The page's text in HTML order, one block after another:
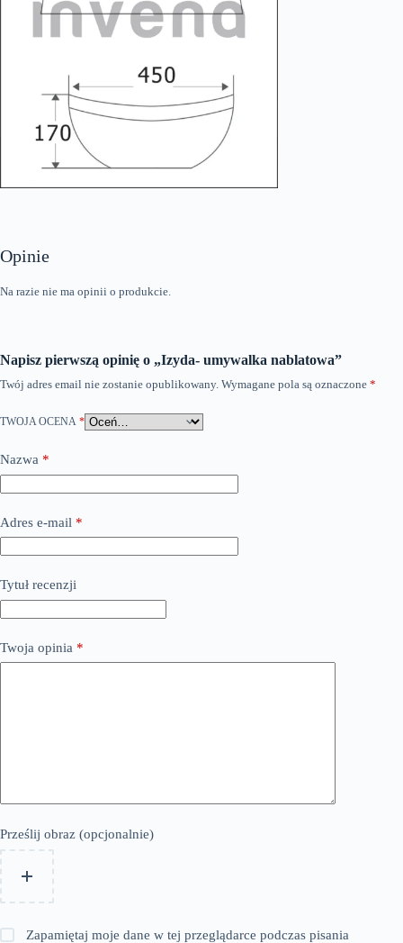
Opinie
Na razie nie ma opinii o produkcie.
Napisz pierwszą opinię o „Izyda- umywalka nablatowa”
Twój adres email nie zostanie opublikowany. Wymagane pola są oznaczone *
TWOJA OCENA *
Nazwa *
Adres e-mail *
Tytuł recenzji
Twoja opinia *
Prześlij obraz (opcjonalnie)
Zapamiętaj moje dane w tej przeglądarce podczas pisania